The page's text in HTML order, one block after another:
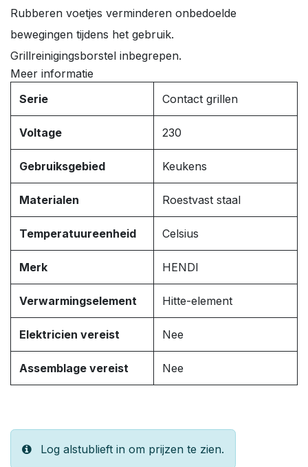
Rubberen voetjes verminderen onbedoelde
bewegingen tijdens het gebruik.
Grillreinigingsborstel inbegrepen.
Meer informatie
Serie
Contact grillen
Voltage 230
Gebruiksgebied Keukens
Materialen Roestvast staal
Temperatuureenheid Celsius
Merk HENDI
Verwarmingselement Hitte-element
Elektricien vereist Nee
Assemblage vereist Nee
Log alstublieft in om prijzen te zien.